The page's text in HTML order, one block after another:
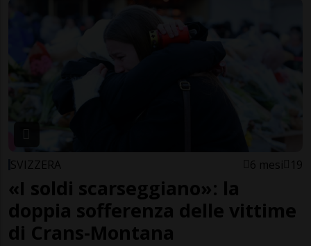
SVIZZERA 6 mesi 19
«I soldi scarseggiano»: la
doppia sofferenza delle vittime
di Crans-Montana